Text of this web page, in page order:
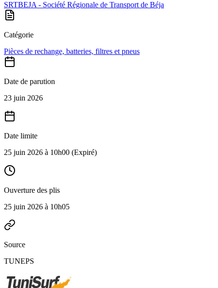
SRTBEJA - Société Régionale de Transport de Béja
Catégorie
Pièces de rechange, batteries, filtres et pneus
Date de parution
23 juin 2026
Date limite
25 juin 2026 à 10h00 (Expiré)
Ouverture des plis
25 juin 2026 à 10h05
Source
TUNEPS